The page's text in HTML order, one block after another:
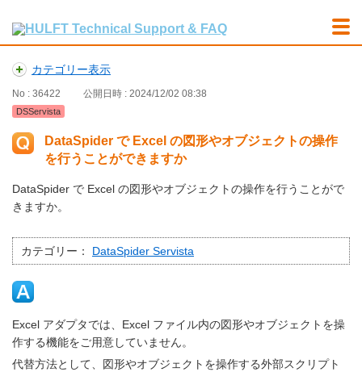
カテゴリー表示
No : 36422 公開日時 : 2024/12/02 08:38
DSServista
DataSpider で Excel の図形やオブジェクトの操作
を行うことができますか
DataSpider で Excel の図形やオブジェクトの操作を行うことがで
きますか。
カテゴリー： DataSpider Servista
Excel アダプタでは、Excel ファイル内の図形やオブジェクトを操
作する機能をご用意していません。
代替方法として、図形やオブジェクトを操作する外部スクリプト